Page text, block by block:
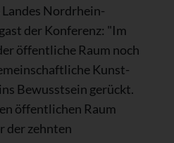
Nordrhein-
der Konferenz: "Im
öffentliche Raum noch
Kunst-
Bewusstsein gerückt.
öffentlichen Raum
der zehnten